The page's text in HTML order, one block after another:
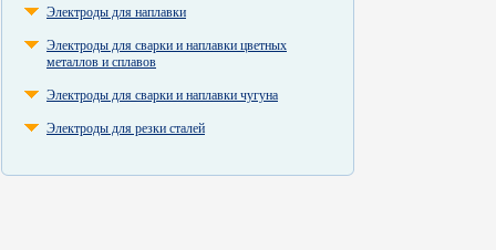
Электроды для наплавки
Электроды для сварки и наплавки цветных
металлов и сплавов
Электроды для сварки и наплавки чугуна
Электроды для резки сталей